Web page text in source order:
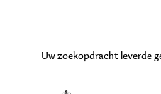
Uw zoekopdracht leverde